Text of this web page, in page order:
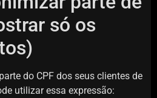
só os
do CPF dos seus clientes de
utilizar essa expressão: